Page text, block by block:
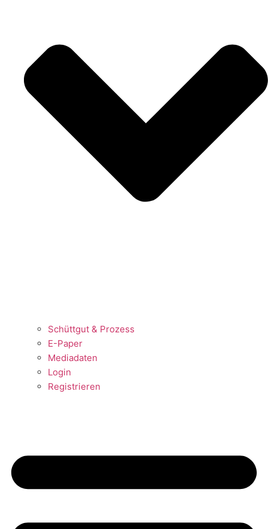
Schüttgut & Prozess
E-Paper
Mediadaten
Login
Registrieren